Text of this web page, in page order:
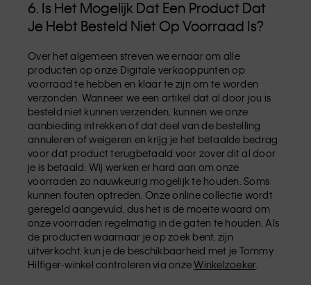
6. Is Het Mogelijk Dat Een Product Dat
Je Hebt Besteld Niet Op Voorraad Is?
Over het algemeen streven we ernaar om alle
producten op onze Digitale verkooppunten op
voorraad te hebben en klaar te zijn om te worden
verzonden. Wanneer we een artikel dat al door jou is
besteld niet kunnen verzenden, kunnen we onze
aanbieding intrekken of dat deel van de bestelling
annuleren of weigeren en krijg je het betaalde bedrag
voor dat product terugbetaald voor zover dit al door
je is betaald. Wij werken er hard aan om onze
voorraden zo nauwkeurig mogelijk te houden. Soms
kunnen fouten optreden. Onze online collectie wordt
geregeld aangevuld, dus het is de moeite waard om
onze voorraden regelmatig in de gaten te houden. Als
de producten waarnaar je op zoek bent, zijn
uitverkocht, kun je de beschikbaarheid met je Tommy
Hilfiger-winkel controleren via onzeWinkelzoeker.